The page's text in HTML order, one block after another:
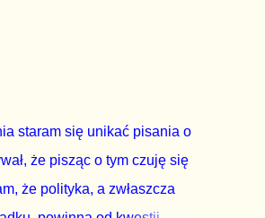
Jeśli w siedzibie PiS
każdego przyzwoitego
referendum zbojkotować. W
staram się unikać pisania o
że pisząc o tym czuję się
że polityka, a zwłaszcza